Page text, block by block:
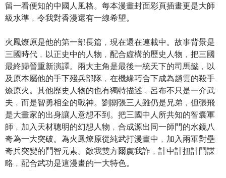
留一看便知的中國人風格。每本漫畫封面彩頁插畫更是大師
級水準﹐令我對香漫還有一線希望。
火鳳燎原是他的第一部長篇﹐現在還在連載中。故事背景是
三國時代﹐以正史中的人物﹐配合虛構的歷史人物﹐把三國
最終歸晉重新演譯。兩大主角是最後一統天下的司馬懿﹐以
及原本屬他的手下殘兵部隊﹐在機緣巧合下成為趙雲的殺手
燎原火。其他歷史人物的也有獨特描述﹐呂布不只是一介武
夫﹐而是智勇相全的戰神。劉關張三人雖仍是兄弟﹐但張飛
是大畫家的出身讓人意想不到。把三國中人所共知的智囊軍
師﹐加入天材聰明的幻想人物﹐合成源出同一師門的水鏡八
奇為一大突破。為火鳳燎原從純武打漫畫中﹐加入兩軍對壘
奇兵突變的鬥智元素。敵我雙方爾虞我詐﹐計中計扭計鬥謀
略﹐配合武功是這漫畫的一大特色。